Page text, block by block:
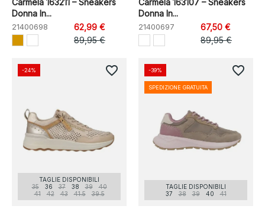
Carmela 163211 – Sneakers
Donna In...
21400698
62,99 €
89,95 €
Carmela 163107 – Sneakers
Donna In...
21400697
67,50 €
89,95 €
TAGLIE DISPONIBILI
35
36 37 38 39
40
41
42 43 41.5 39.5
-24% favorite_border
TAGLIE DISPONIBILI
37
38 39 40 41
-39%
SPEDIZIONE GRATUITA
favorite_border